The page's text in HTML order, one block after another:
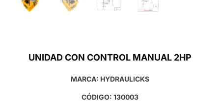
UNIDAD CON CONTROL MANUAL 2HP
MARCA: HYDRAULICKS
CÓDIGO: 130003